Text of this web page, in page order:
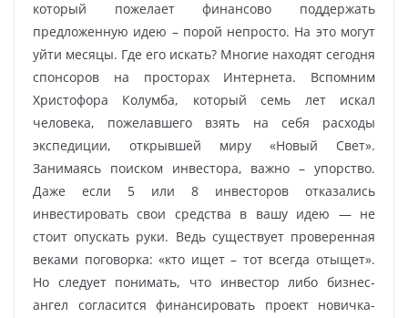
который пожелает финансово поддержать
предложенную идею – порой непросто. На это могут
уйти месяцы. Где его искать? Многие находят сегодня
спонсоров на просторах Интернета. Вспомним
Христофора Колумба, который семь лет искал
человека, пожелавшего взять на себя расходы
экспедиции, открывшей миру «Новый Свет».
Занимаясь поиском инвестора, важно – упорство.
Даже если 5 или 8 инвесторов отказались
инвестировать свои средства в вашу идею — не
стоит опускать руки. Ведь существует проверенная
веками поговорка: «кто ищет – тот всегда отыщет».
Но следует понимать, что инвестор либо бизнес-
ангел согласится финансировать проект новичка-